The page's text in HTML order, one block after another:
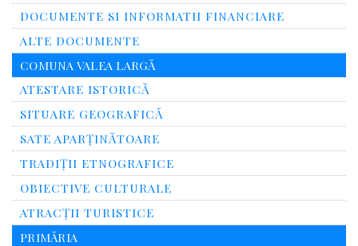
DOCUMENTE SI INFORMATII FINANCIARE
ALTE DOCUMENTE
COMUNA VALEA LARGĂ
ATESTARE ISTORICĂ
SITUARE GEOGRAFICĂ
SATE APARȚINĂTOARE
TRADIȚII ETNOGRAFICE
OBIECTIVE CULTURALE
ATRACȚII TURISTICE
PRIMĂRIA